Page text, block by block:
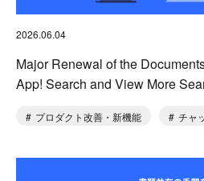
2026.06.04
Major Renewal of the
App! Search and View More
プロダクト改善・新機能 チャ